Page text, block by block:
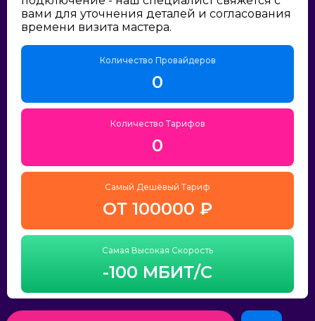
вами для уточнения деталей и согласования
времени визита мастера.
Количество Провайдеров
0
Количество Тарифов
0
Самый Дешёвый Тариф
ОТ 100000 ₽
Самая Высокая Скорость
-100 МБИТ/С